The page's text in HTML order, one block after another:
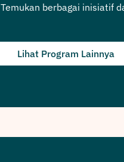
Temukan berbagai inisiatif
Lihat Program Lainnya